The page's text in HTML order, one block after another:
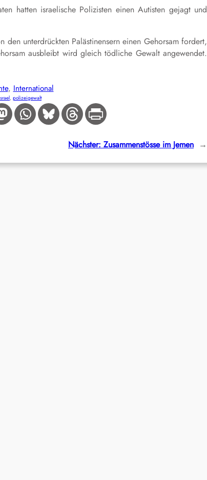
hatten israelische Polizisten einen Autisten gejagt und
unterdrückten Palästinensern einen Gehorsam fordert,
ausbleibt wird gleich tödliche Gewalt angewendet.
, International
, polizeigewalt
Nächster: Zusammenstösse im Jemen →